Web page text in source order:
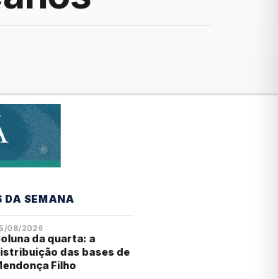
DA SEMANA
08/2026
da quarta: a
das bases de
Filho